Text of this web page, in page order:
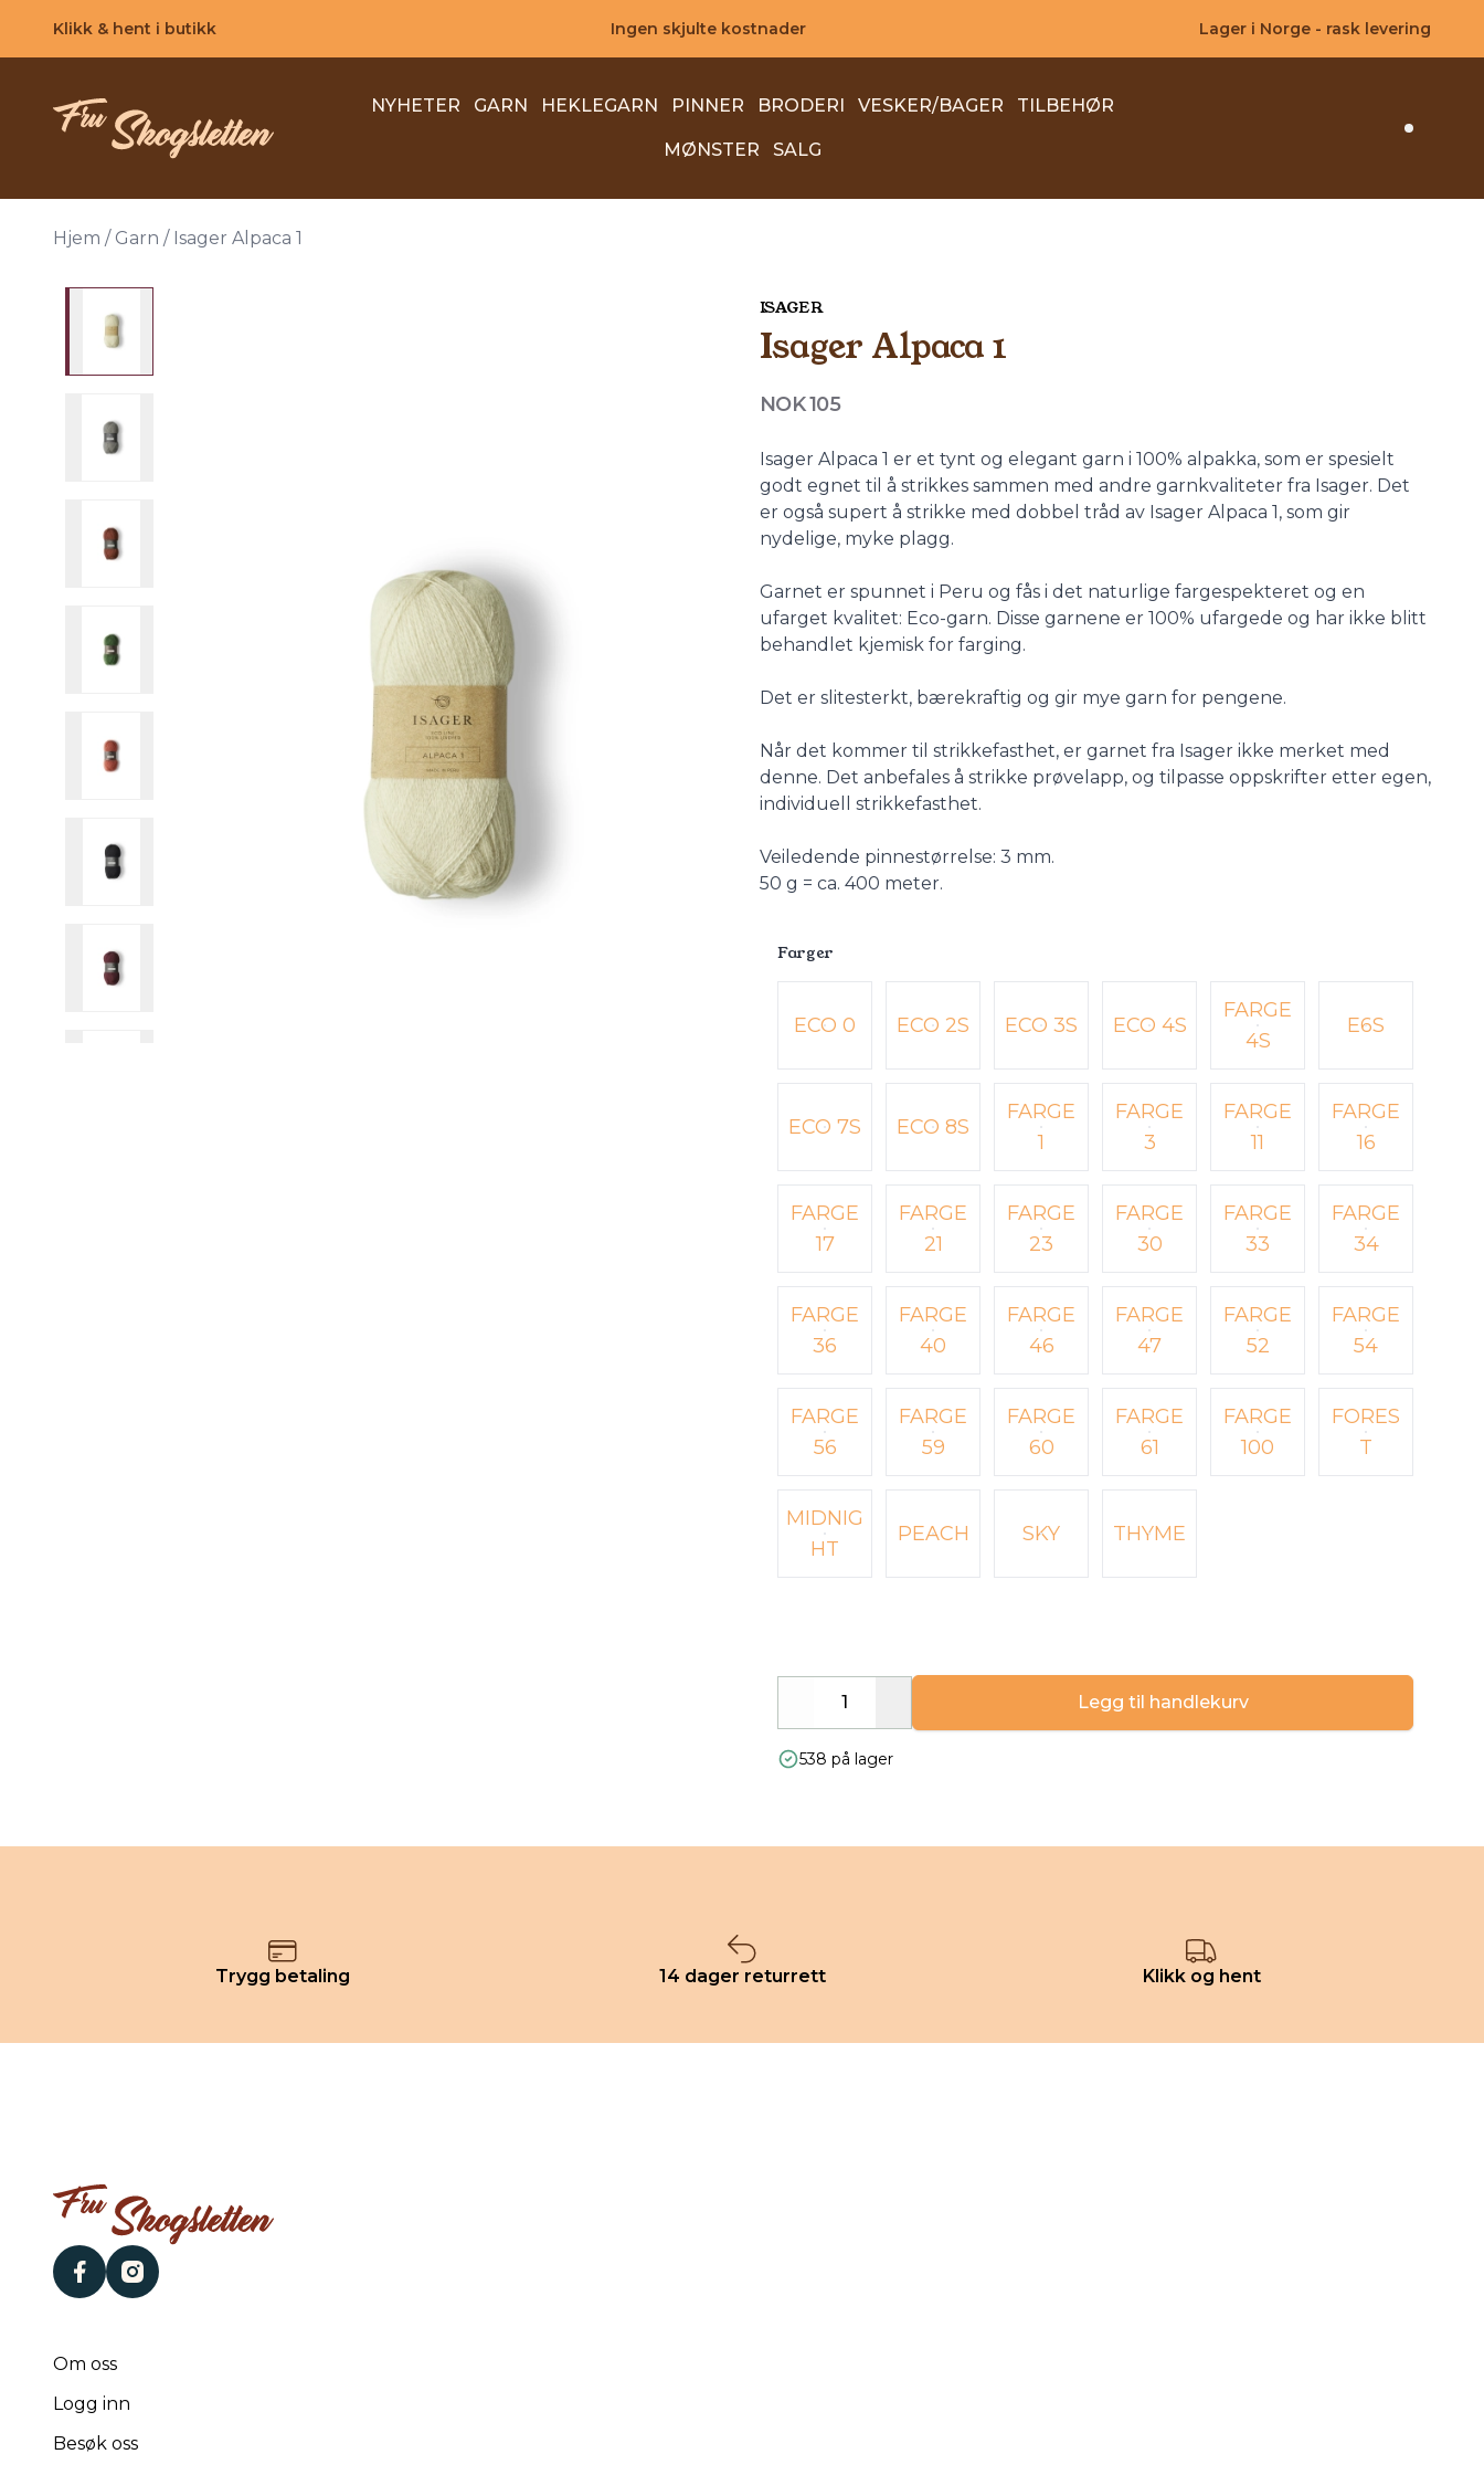
Klikk & hent i butikk Ingen skjulte kostnader Lager i Norge - rask levering
NYHETER GARN HEKLEGARN PINNER BRODERI VESKER/BAGER TILBEHØR
MØNSTER SALG Search
Hjem / Garn / Isager Alpaca 1
ISAGER
Isager Alpaca 1
Produktdetaljer
NOK 105
Description
Isager Alpaca 1 er et tynt og elegant garn i 100% alpakka, som er spesielt
godt egnet til å strikkes sammen med andre garnkvaliteter fra Isager. Det
er også supert å strikke med dobbel tråd av Isager Alpaca 1, som gir
nydelige, myke plagg.
Garnet er spunnet i Peru og fås i det naturlige fargespekteret og en
ufarget kvalitet: Eco-garn. Disse garnene er 100% ufargede og har ikke blitt
behandlet kjemisk for farging.
Det er slitesterkt, bærekraftig og gir mye garn for pengene.
Når det kommer til strikkefasthet, er garnet fra Isager ikke merket med
denne. Det anbefales å strikke prøvelapp, og tilpasse oppskrifter etter egen,
individuell strikkefasthet.
Veiledende pinnestørrelse: 3 mm.
50 g = ca. 400 meter.
Farger
Velg en Farger
ECO 0 ECO 2S ECO 3S ECO 4S
FARGE
4S
E6S
ECO 7S ECO 8S
FARGE
1
FARGE
3
FARGE
11
FARGE
16
FARGE
17
FARGE
21
FARGE
23
FARGE
30
FARGE
33
FARGE
34
FARGE
36
FARGE
40
FARGE
46
FARGE
47
FARGE
52
FARGE
54
FARGE
56
FARGE
59
FARGE
60
FARGE
61
FARGE
100
FORES
T
MIDNIG
HT
PEACH SKY THYME
Decrease
Legg til handlekurv
538 på lager
Trygg betaling 14 dager returrett Klikk og hent
facebookinstagram
Om oss
Logg inn
Besøk oss